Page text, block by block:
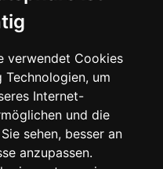
verwendet Cookies
Technologien, um
Internet-
und die
sehen, besser an
anzupassen.